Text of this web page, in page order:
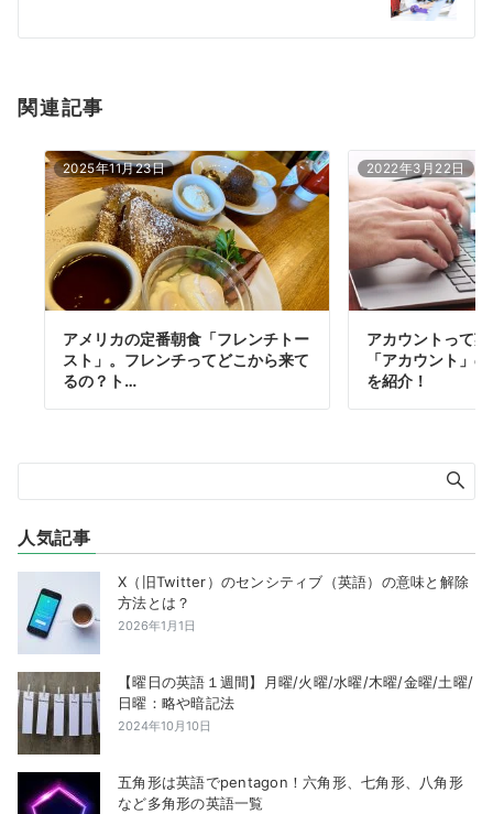
ン
関連記事
2025年11月23日
アメリカの定番朝食「フレンチトー
スト」。フレンチってどこから来て
るの？ト…
2022年3月22日
アカウントって
「アカウント」
を紹介！
人気記事
X（旧Twitter）のセンシティブ（英語）の意味と解除
方法とは？
2026年1月1日
【曜日の英語１週間】月曜/火曜/水曜/木曜/金曜/土曜/
日曜：略や暗記法
2024年10月10日
五角形は英語でpentagon！六角形、七角形、八角形
など多角形の英語一覧